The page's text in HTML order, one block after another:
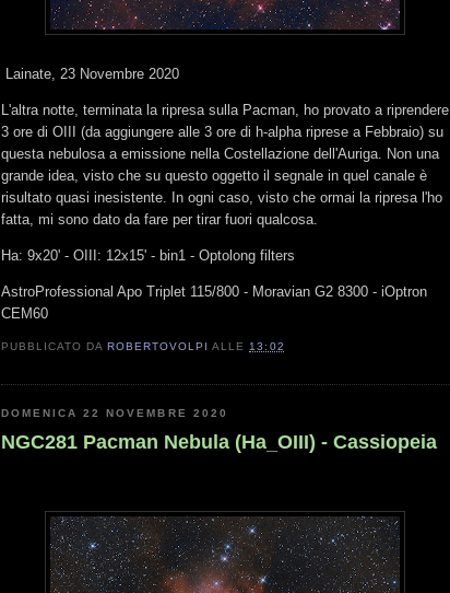
Lainate, 23 Novembre 2020
L'altra notte, terminata la ripresa sulla Pacman, ho provato a riprendere
3 ore di OIII (da aggiungere alle 3 ore di h-alpha riprese a Febbraio) su
questa nebulosa a emissione nella Costellazione dell'Auriga. Non una
grande idea, visto che su questo oggetto il segnale in quel canale è
risultato quasi inesistente. In ogni caso, visto che ormai la ripresa l'ho
fatta, mi sono dato da fare per tirar fuori qualcosa.
Ha: 9x20' - OIII: 12x15' - bin1 - Optolong filters
AstroProfessional Apo Triplet 115/800 - Moravian G2 8300 - iOptron
CEM60
PUBBLICATO DAROBERTOVOLPI ALLE 13:02
DOMENICA 22 NOVEMBRE 2020
NGC281 Pacman Nebula (Ha_OIII) - Cassiopeia